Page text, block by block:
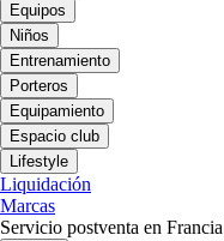
Equipos
Niños
Entrenamiento
Porteros
Equipamiento
Espacio club
Lifestyle
Liquidación
Marcas
Servicio postventa en Francia